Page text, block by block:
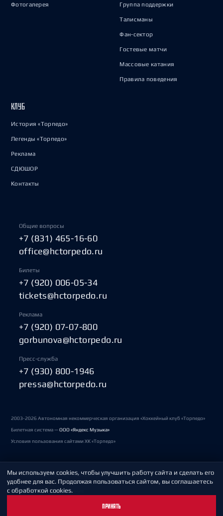
Фотогалерея Группа поддержки
Талисманы
Фан-сектор
Гостевые матчи
Массовые катания
Правила поведения
КЛУБ
История «Торпедо»
Легенды «Торпедо»
Реклама
СДЮШОР
Контакты
Общие вопросы
+7 (831) 465-16-60
office@hctorpedo.ru
Билеты
+7 (920) 006-05-34
tickets@hctorpedo.ru
Реклама
+7 (920) 07-07-800
gorbunova@hctorpedo.ru
Пресс-служба
+7 (930) 800-1946
pressa@hctorpedo.ru
2003-2026 Автономная некоммерческая организация «Хоккейный клуб «Торпедо»
Билетная система —ООО «Яндекс Музыка»
Условия пользования сайтами ХК «Торпедо»
Политика обработки персональных данных
Пользовательское соглашение
Мы используем cookies, чтобы улучшить работу сайта и сделать его
удобнее для вас. Продолжая пользоваться сайтом, вы соглашаетесь
с обработкой cookies.
ПРИНЯТЬ